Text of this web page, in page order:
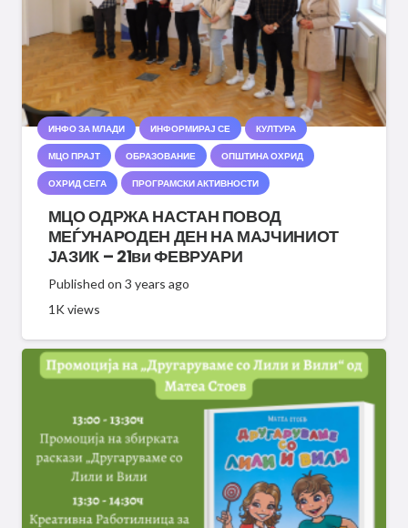
ИНФО ЗА МЛАДИ ИНФОРМИРАЈ СЕ КУЛТУРА
МЦО ПРАЈТ ОБРАЗОВАНИЕ ОПШТИНА ОХРИД
ОХРИД СЕГА ПРОГРАМСКИ АКТИВНОСТИ
МЦО ОДРЖА НАСТАН ПОВОД
МЕЃУНАРОДЕН ДЕН НА МАЈЧИНИОТ
ЈАЗИК – 21ви ФЕВРУАРИ
Published on 3 years ago
1Kviews